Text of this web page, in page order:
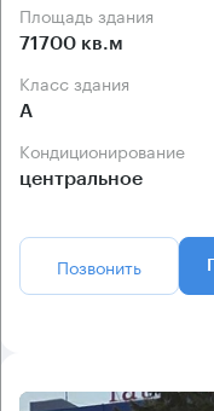
Площадь здания
71700 кв.м
Класс здания
А
Кондиционирование
центральное
Позвонить